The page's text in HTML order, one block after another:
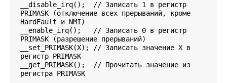
__disable_irq(); // Записать 1 в регистр
PRIMASK (отключение всех прерываний, кроме
HardFault и NMI)
__enable_irq(); // Записать 0 в регистр
PRIMASK (разрешение прерываний)
__set_PRIMASK(X); // Записать значение X в
регистр PRIMASK
__get_PRIMASK(); // Прочитать значение из
регистра PRIMASK